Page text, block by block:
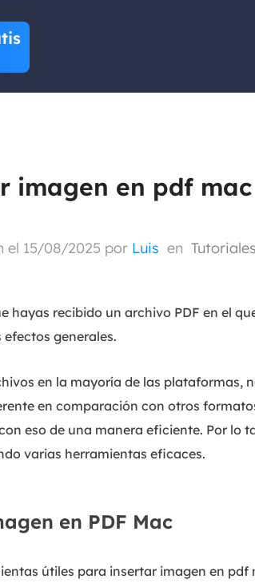
Partition Recovery
MS SQL Recovery
imagen en pdf
el 15/08/2025 por Luis en
hayas recibido un archivo PDF en el
generales.
en la mayoría de las plataformas,
en comparación con otros
eso de una manera eficiente. Por lo
varias herramientas eficaces.
en PDF Mac
útiles para insertar imagen en